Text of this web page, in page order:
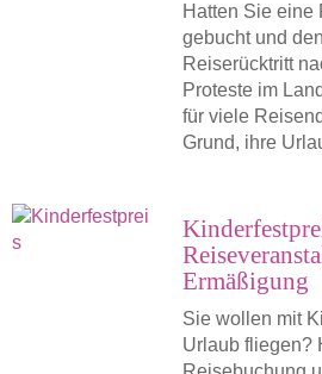
Hatten Sie eine
gebucht und
Reiserücktritt
Proteste im
für viele
Grund, ihre
Ermäßigung
Sie wollen mit
Urlaub fliegen?